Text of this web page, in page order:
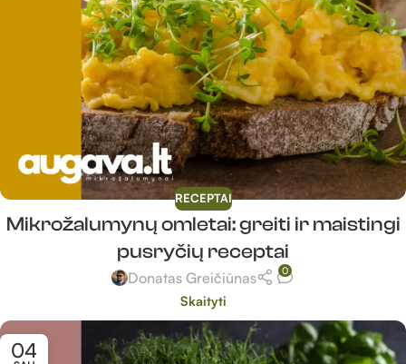
RECEPTAI
Mikrožalumynų omletai: greiti ir maistingi
pusryčių receptai
Donatas Greičiūnas 0
Skaityti
04